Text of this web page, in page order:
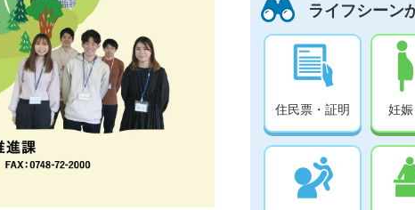
ライフシーン
住民票・証明 妊